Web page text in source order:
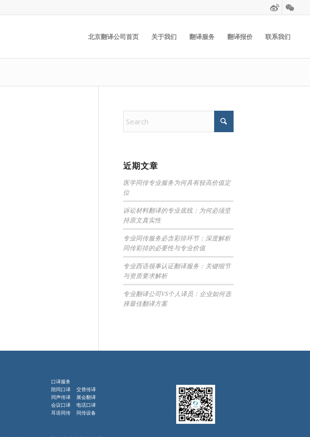
北京翻译公司首页 关于我们 翻译服务 翻译报价 联系我们
近期文章
医学同传专业服务为何具有较高价值定
位
诉讼材料翻译的专业底线：为何必须坚
持原文真实性
专业同传服务必含彩排环节：深度解析
同传彩排的必要性与专业价值
专业西语领事认证翻译服务：关键细节
与资质要求解析
专业翻译公司VS个人译员：企业如何选
择最佳翻译方案
口译服务
陪同口译 交替传译
同声传译 展会翻译
会议口译 电话口译
耳语同传 同传设备